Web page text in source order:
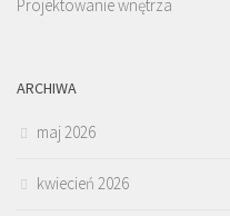
Projektowanie wnętrza
ARCHIWA
maj 2026
kwiecień 2026